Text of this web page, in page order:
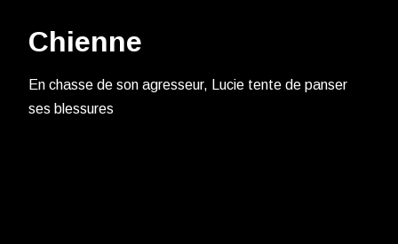
Chienne
En chasse de son agresseur, Lucie tente de panser
ses blessures